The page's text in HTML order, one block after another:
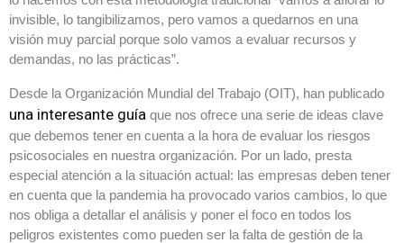
invisible, lo tangibilizamos, pero vamos a quedarnos en una
visión muy parcial porque solo vamos a evaluar recursos y
demandas, no las prácticas”.
Desde la Organización Mundial del Trabajo (OIT), han publicado
una interesante guía que nos ofrece una serie de ideas clave
que debemos tener en cuenta a la hora de evaluar los riesgos
psicosociales en nuestra organización. Por un lado, presta
especial atención a la situación actual: las empresas deben tener
en cuenta que la pandemia ha provocado varios cambios, lo que
nos obliga a detallar el análisis y poner el foco en todos los
peligros existentes como pueden ser la falta de gestión de la